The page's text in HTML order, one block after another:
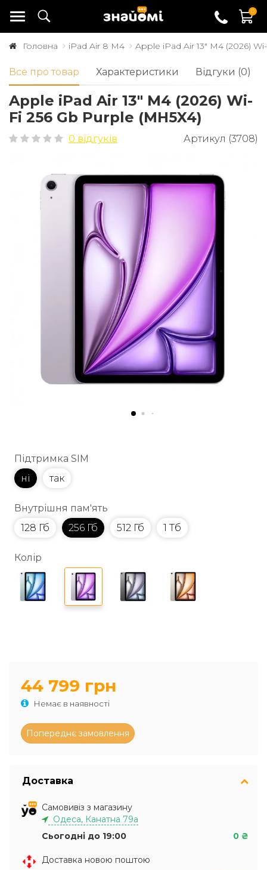
0
Головна iPad Air 8 M4 Apple iPad Air 13" M4 (2026)
Все про товар Характеристики Відгуки (0)
Apple iPad Air 13" M4 (2026) Wi-
Fi 256 Gb Purple (MH5X4)
0 відгуків Артикул (3708)
Підтримка SIM
ні
так
Внутрішня пам'ять
128 Гб
256 Гб 512 Гб 1 Тб
Колір
44 799 грн
Немає в наявності
Доставка
Самовивіз з магазину
Одеса, Канатна 79а
Сьогодні до 19:00
0 ₴
Доставка новою поштою